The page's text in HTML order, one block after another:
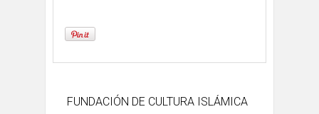
FUNDACIÓN DE CULTURA ISLÁMICA